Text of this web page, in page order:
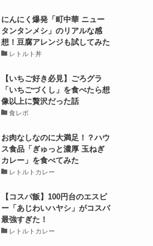
にんにく爆発「町中華 ニュー
タンタンメシ」のリアルな感
想！豆腐アレンジも試してみた
レトルト丼
【いちご好き必見】ごろグラ
「いちごづくし」を食べたら想
像以上に贅沢だった話
食レポ
お肉なしなのに大満足！？ハウ
ス食品「ぎゅっと濃厚 玉ねぎ
カレー」を食べてみた
レトルトカレー
【コスパ飯】100円台のエスビ
ー「あじわいハヤシ」がコスパ
最強すぎた！
レトルトカレー